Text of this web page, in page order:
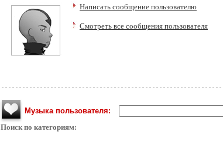
Написать сообщение пользователю
Смотреть все сообщения пользователя
Музыка пользователя:
Поиск по категориям: